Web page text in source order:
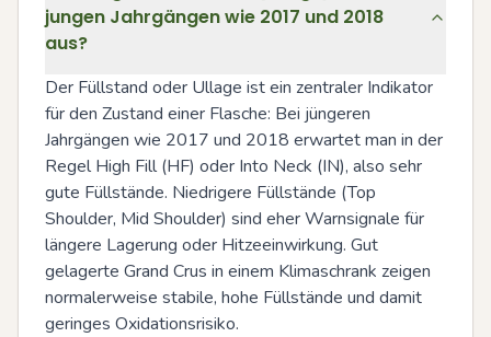
jungen Jahrgängen wie 2017 und 2018
aus?
Der Füllstand oder Ullage ist ein zentraler Indikator
für den Zustand einer Flasche: Bei jüngeren
Jahrgängen wie 2017 und 2018 erwartet man in der
Regel High Fill (HF) oder Into Neck (IN), also sehr
gute Füllstände. Niedrigere Füllstände (Top
Shoulder, Mid Shoulder) sind eher Warnsignale für
längere Lagerung oder Hitzeeinwirkung. Gut
gelagerte Grand Crus in einem Klimaschrank zeigen
normalerweise stabile, hohe Füllstände und damit
geringes Oxidationsrisiko.